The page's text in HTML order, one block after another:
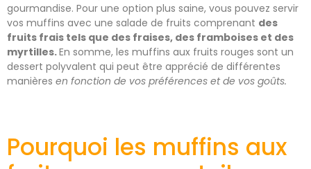
gourmandise. Pour une option plus saine, vous pouvez servir
vos muffins avec une salade de fruits comprenant des
fruits frais tels que des fraises, des framboises et des
myrtilles.En somme, les muffins aux fruits rouges sont un
dessert polyvalent qui peut être apprécié de différentes
manières en fonction de vos préférences et de vos goûts.
Pourquoi les muffins aux